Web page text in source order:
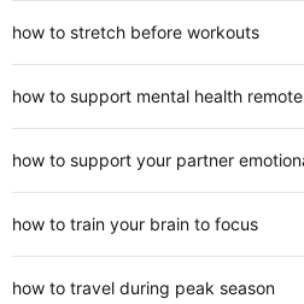
how to stretch before workouts
how to support mental health
how to support your partner
how to train your brain to focus
how to travel during peak season